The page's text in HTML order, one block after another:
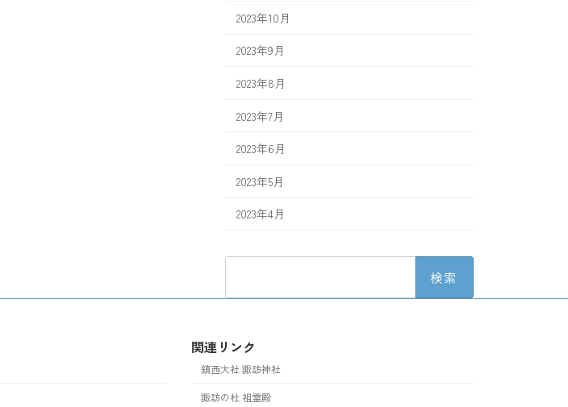
2023年10月
2023年9月
2023年8月
2023年7月
2023年6月
2023年5月
2023年4月
関連リンク
鎮西大社 諏訪神社
諏訪の杜 祖霊殿